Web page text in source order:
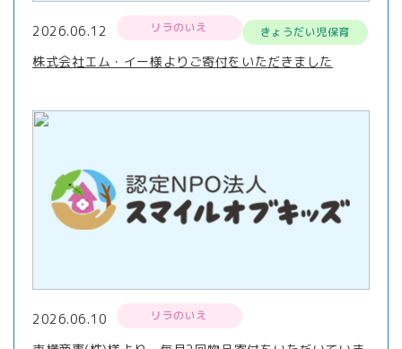
2026.06.12 リラのいえ きょうだい児保育
株式会社エム・イー様よりご寄付をいただきました
2026.06.10 リラのいえ